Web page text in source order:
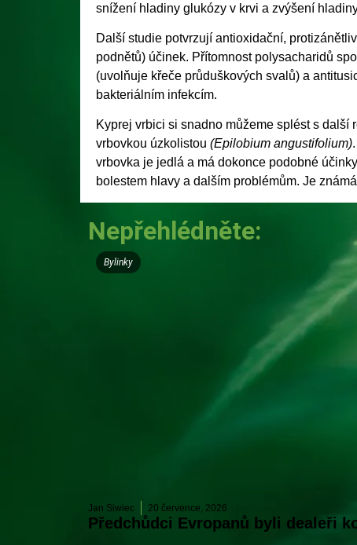
snížení hladiny glukózy v krvi a zvýšení
Další studie potvrzují antioxidační,
podnětů) účinek. Přítomnost polysacharidů
(uvolňuje křeče průduškových svalů) a
bakteriálním infekcím.
Kyprej vrbici si snadno můžeme splést s další
vrbovkou úzkolistou (Epilobium angustifolium)
vrbovka je jedlá a má dokonce podobné
bolestem hlavy a dalším problémům. Je
Nepřehlédněte:
Bylinky
Jan Siwiec 20 července, 2026
Předchůdci Evropanů byli dealeři